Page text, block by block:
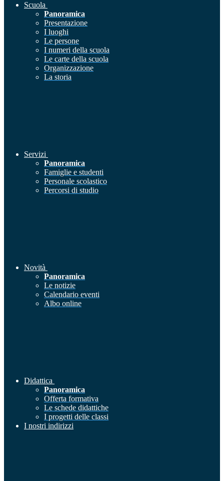
Scuola
Panoramica
Presentazione
I luoghi
Le persone
I numeri della scuola
Le carte della scuola
Organizzazione
La storia
Servizi
Panoramica
Famiglie e studenti
Personale scolastico
Percorsi di studio
Novità
Panoramica
Le notizie
Calendario eventi
Albo online
Didattica
Panoramica
Offerta formativa
Le schede didattiche
I progetti delle classi
I nostri indirizzi